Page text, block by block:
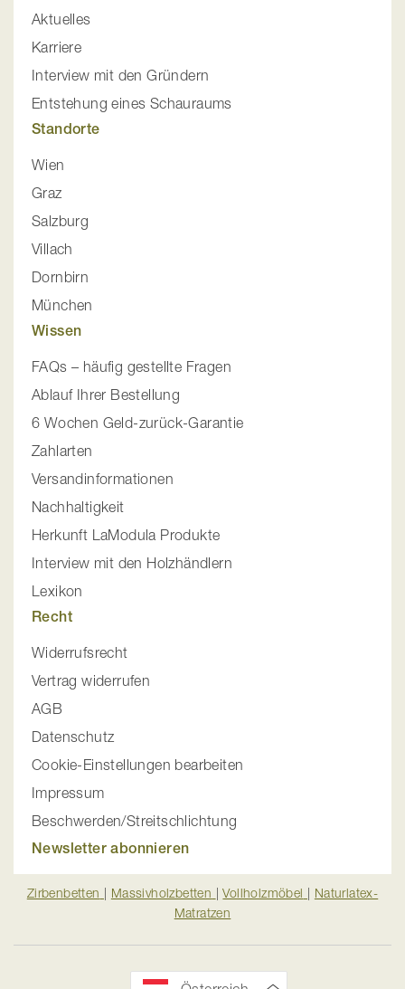
Aktuelles
Karriere
Interview mit den Gründern
Entstehung eines Schauraums
Standorte
Wien
Graz
Salzburg
Villach
Dornbirn
München
Wissen
FAQs – häufig gestellte Fragen
Ablauf Ihrer Bestellung
6 Wochen Geld-zurück-Garantie
Zahlarten
Versandinformationen
Nachhaltigkeit
Herkunft LaModula Produkte
Interview mit den Holzhändlern
Lexikon
Recht
Widerrufsrecht
Vertrag widerrufen
AGB
Datenschutz
Cookie-Einstellungen bearbeiten
Impressum
Beschwerden/Streitschlichtung
Newsletter abonnieren
Zirbenbetten | Massivholzbetten |Vollholzmöbel | Naturlatex-
Matratzen